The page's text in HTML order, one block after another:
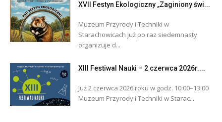
XVII Festyn Ekologiczny „Zaginiony świ...
Muzeum Przyrody i Techniki w
Starachowicach już po raz siedemnasty
organizuje d...
XIII Festiwal Nauki – 2 czerwca 2026r....
Już 2 czerwca 2026 roku w godz. 10:00–13:00
Muzeum Przyrody i Techniki w Starac...